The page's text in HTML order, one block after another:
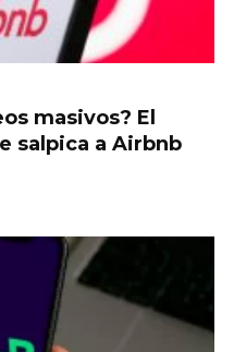
masivos? El
salpica a Airbnb